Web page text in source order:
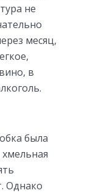
не
месяц,
в
была
хмельная
Однако